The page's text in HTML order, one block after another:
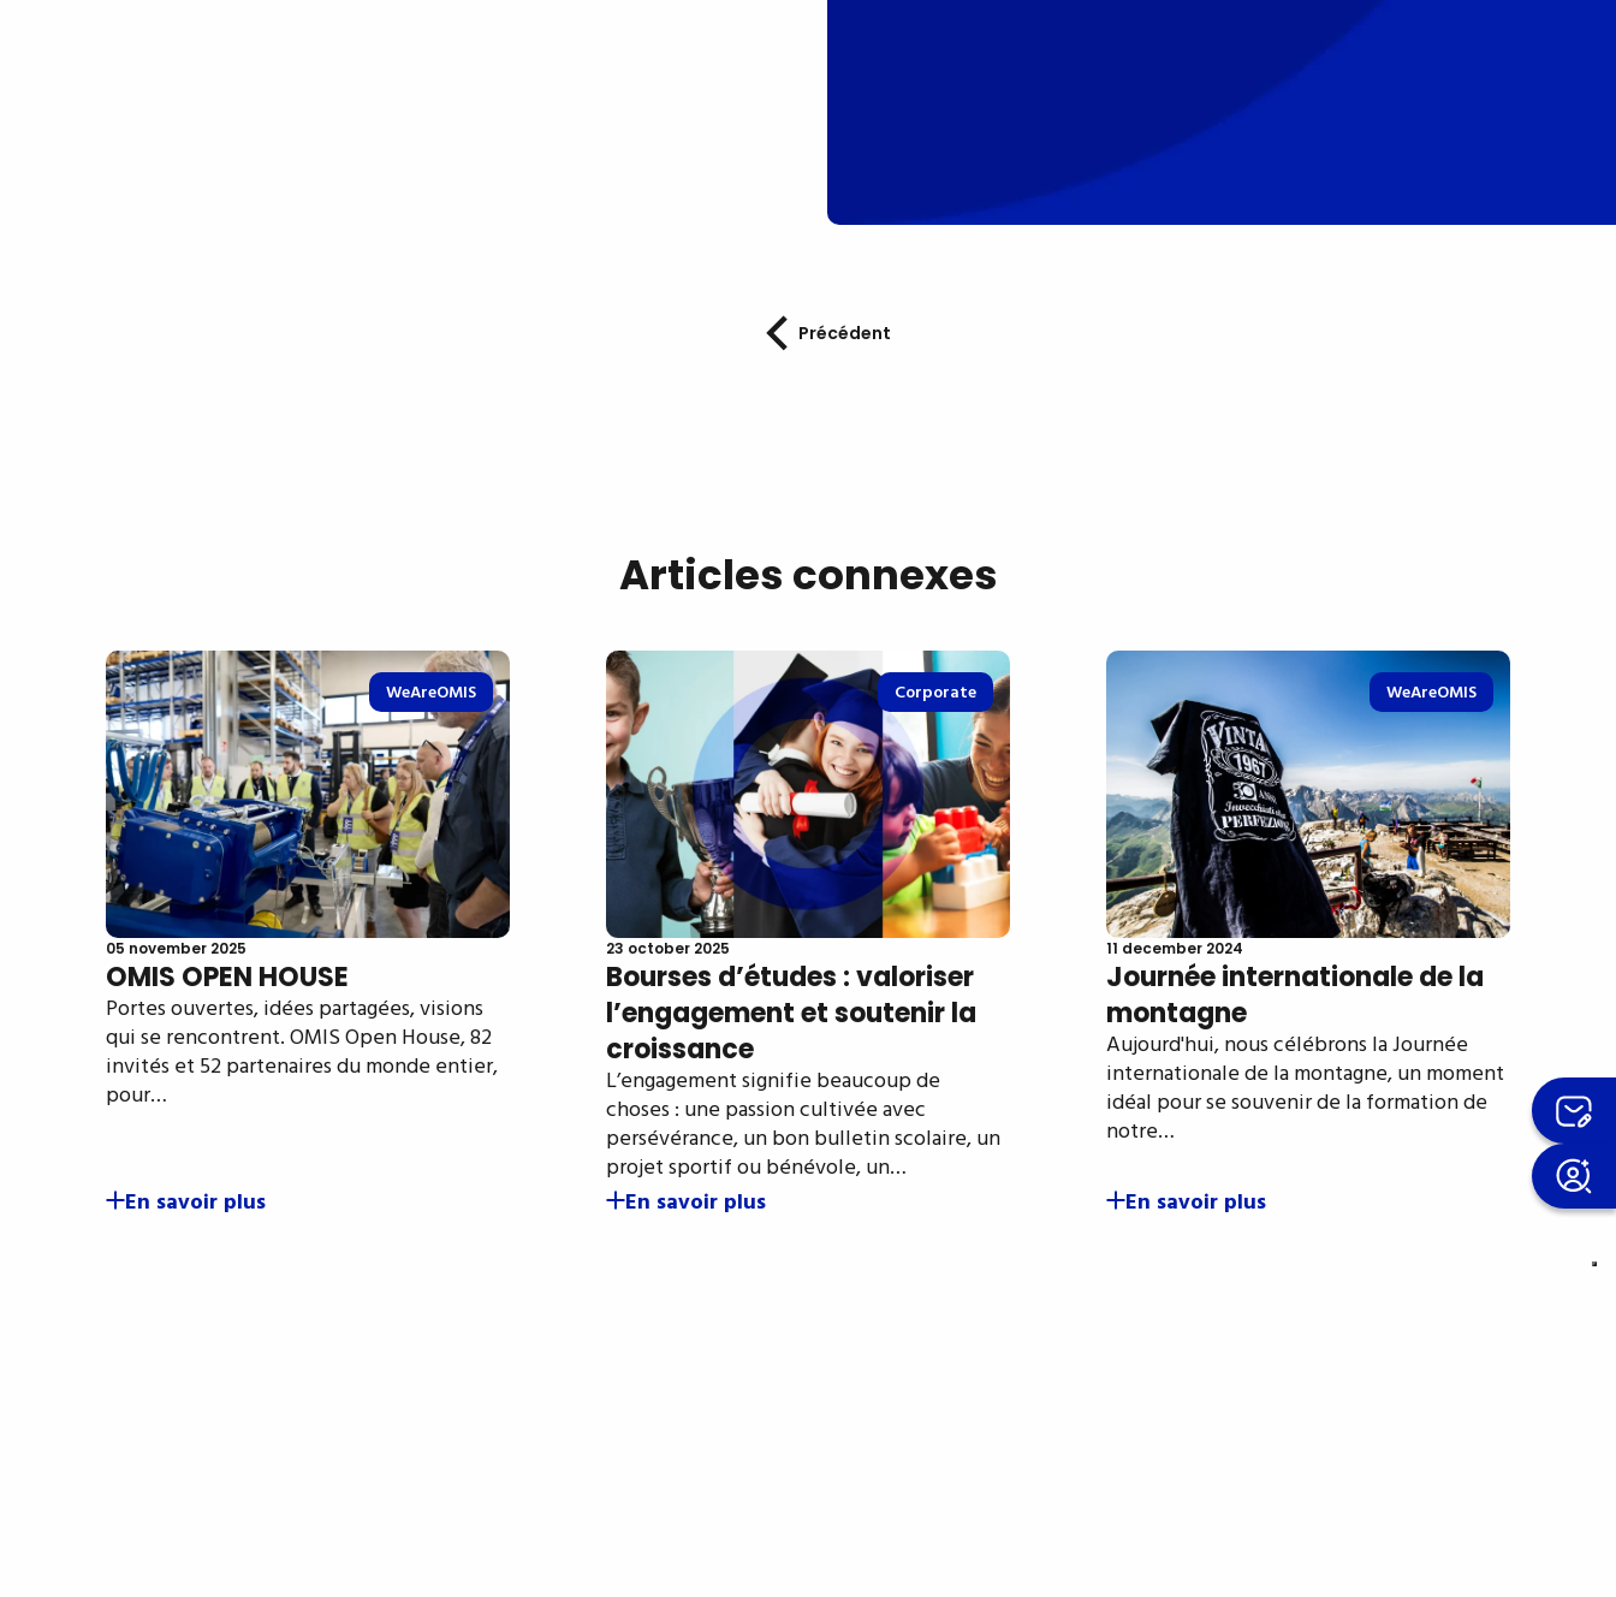
Précédent
Articles connexes
WeAreOMIS
05 november 2025
OMIS OPEN HOUSE
Portes ouvertes, idées partagées, visions
qui se rencontrent. OMIS Open House, 82
invités et 52 partenaires du monde entier,
pour…
En savoir plus
Corporate
23 october 2025
Bourses d’études : valoriser
l’engagement et soutenir la
croissance
L’engagement signifie beaucoup de
choses : une passion cultivée avec
persévérance, un bon bulletin scolaire, un
projet sportif ou bénévole, un…
En savoir plus
WeAreOMIS
11 december 2024
Journée internationale de la
montagne
Aujourd'hui, nous célébrons la Journée
internationale de la montagne, un moment
idéal pour se souvenir de la formation de
notre…
En savoir plus